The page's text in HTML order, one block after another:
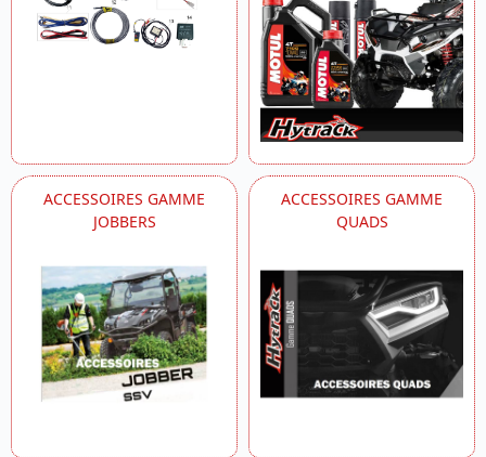
ACCESSOIRES GAMME
JOBBERS
ACCESSOIRES GAMME
QUADS